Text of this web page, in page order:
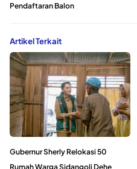
Pendaftaran Balon
Artikel Terkait
Gubernur Sherly Relokasi 50
Rumah Warga Sidangoli Dehe